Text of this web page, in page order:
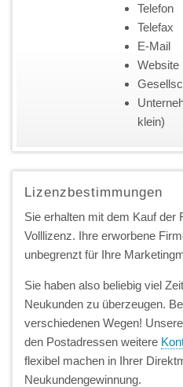
Telefon
Telefax
E-Mail
Website
klein)
Lizenzbestimmungen
Sie erhalten mit dem Kauf der
Volllizenz. Ihre erworbene
unbegrenzt für Ihre
Sie haben also beliebig viel
Neukunden zu überzeugen.
verschiedenen Wegen!
den Postadressen weitere
flexibel machen in Ihrer
Neukundengewinnung.